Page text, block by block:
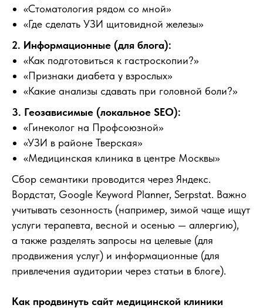
«Стоматология рядом со мной»
«Где сделать УЗИ щитовидной железы»
2. Информационные (для блога):
«Как подготовиться к гастроскопии?»
«Признаки диабета у взрослых»
«Какие анализы сдавать при головной боли?»
3. Геозависимые (локальное SEO):
«Гинеколог на Профсоюзной»
«УЗИ в районе Тверская»
«Медицинская клиника в центре Москвы»
Сбор семантики проводится через Яндекс.
Вордстат, Google Keyword Planner, Serpstat. Важно
учитывать сезонность (например, зимой чаще ищут
услуги терапевта, весной и осенью — аллергию),
а также разделять запросы на целевые (для
продвижения услуг) и информационные (для
привлечения аудитории через статьи в блоге).
Как продвинуть сайт медицинской клиники